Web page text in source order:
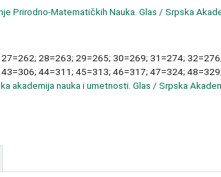
Prirodno-Matematičkih Nauka. Glas / Srpska
28=263; 29=265; 30=269; 31=274;
44=311; 45=313; 46=317; 47=324;
akademija nauka i umetnosti. Glas / Srpska